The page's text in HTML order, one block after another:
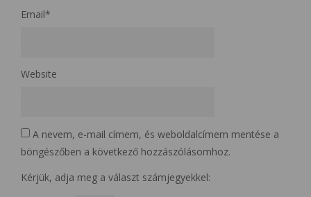
Email*
Website
A nevem, e-mail címem, és weboldalcímem mentése a
böngészőben a következő hozzászólásomhoz.
Kérjük, adja meg a választ számjegyekkel: